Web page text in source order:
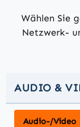
Wählen Sie
Netzwerk-
AUDIO &
Audio-/Video